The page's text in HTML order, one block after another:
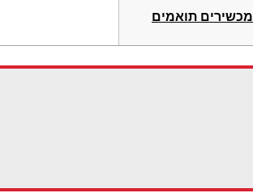
מכשירים תואמים